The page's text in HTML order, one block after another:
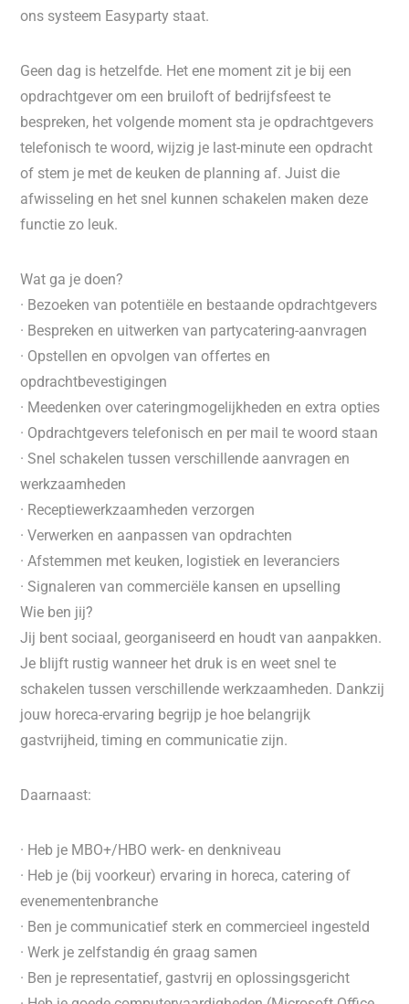
ons systeem Easyparty staat.
Geen dag is hetzelfde. Het ene moment zit je bij een
opdrachtgever om een bruiloft of bedrijfsfeest te
bespreken, het volgende moment sta je opdrachtgevers
telefonisch te woord, wijzig je last-minute een opdracht
of stem je met de keuken de planning af. Juist die
afwisseling en het snel kunnen schakelen maken deze
functie zo leuk.
Wat ga je doen?
· Bezoeken van potentiële en bestaande opdrachtgevers
· Bespreken en uitwerken van partycatering-aanvragen
· Opstellen en opvolgen van offertes en
opdrachtbevestigingen
· Meedenken over cateringmogelijkheden en extra opties
· Opdrachtgevers telefonisch en per mail te woord staan
· Snel schakelen tussen verschillende aanvragen en
werkzaamheden
· Receptiewerkzaamheden verzorgen
· Verwerken en aanpassen van opdrachten
· Afstemmen met keuken, logistiek en leveranciers
· Signaleren van commerciële kansen en upselling
Wie ben jij?
Jij bent sociaal, georganiseerd en houdt van aanpakken.
Je blijft rustig wanneer het druk is en weet snel te
schakelen tussen verschillende werkzaamheden. Dankzij
jouw horeca-ervaring begrijp je hoe belangrijk
gastvrijheid, timing en communicatie zijn.
Daarnaast:
· Heb je MBO+/HBO werk- en denkniveau
· Heb je (bij voorkeur) ervaring in horeca, catering of
evenementenbranche
· Ben je communicatief sterk en commercieel ingesteld
· Werk je zelfstandig én graag samen
· Ben je representatief, gastvrij en oplossingsgericht